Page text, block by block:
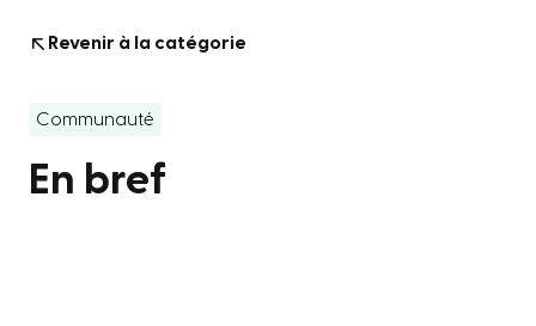
Revenir à la catégorie
Communauté
En bref